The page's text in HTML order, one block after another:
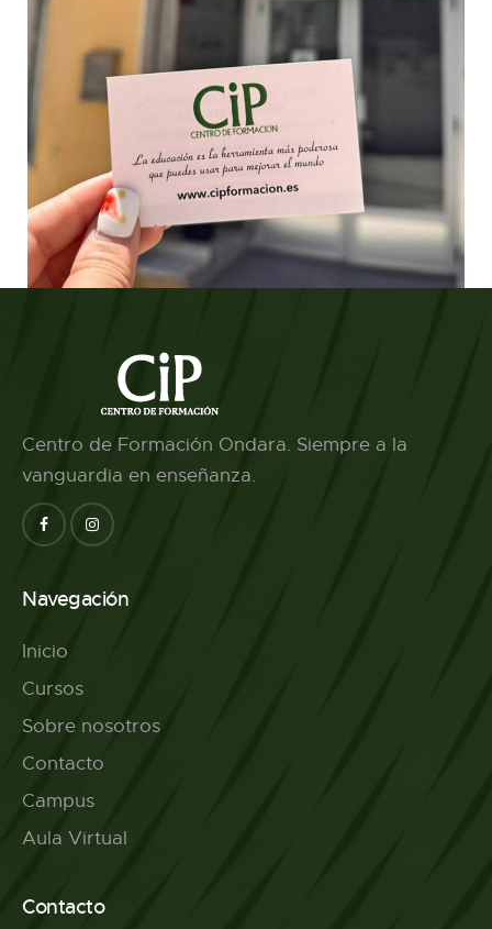
Centro de Formación Ondara. Siempre a la
vanguardia en enseñanza.
Navegación
Inicio
Cursos
Sobre nosotros
Contacto
Campus
Aula Virtual
Contacto